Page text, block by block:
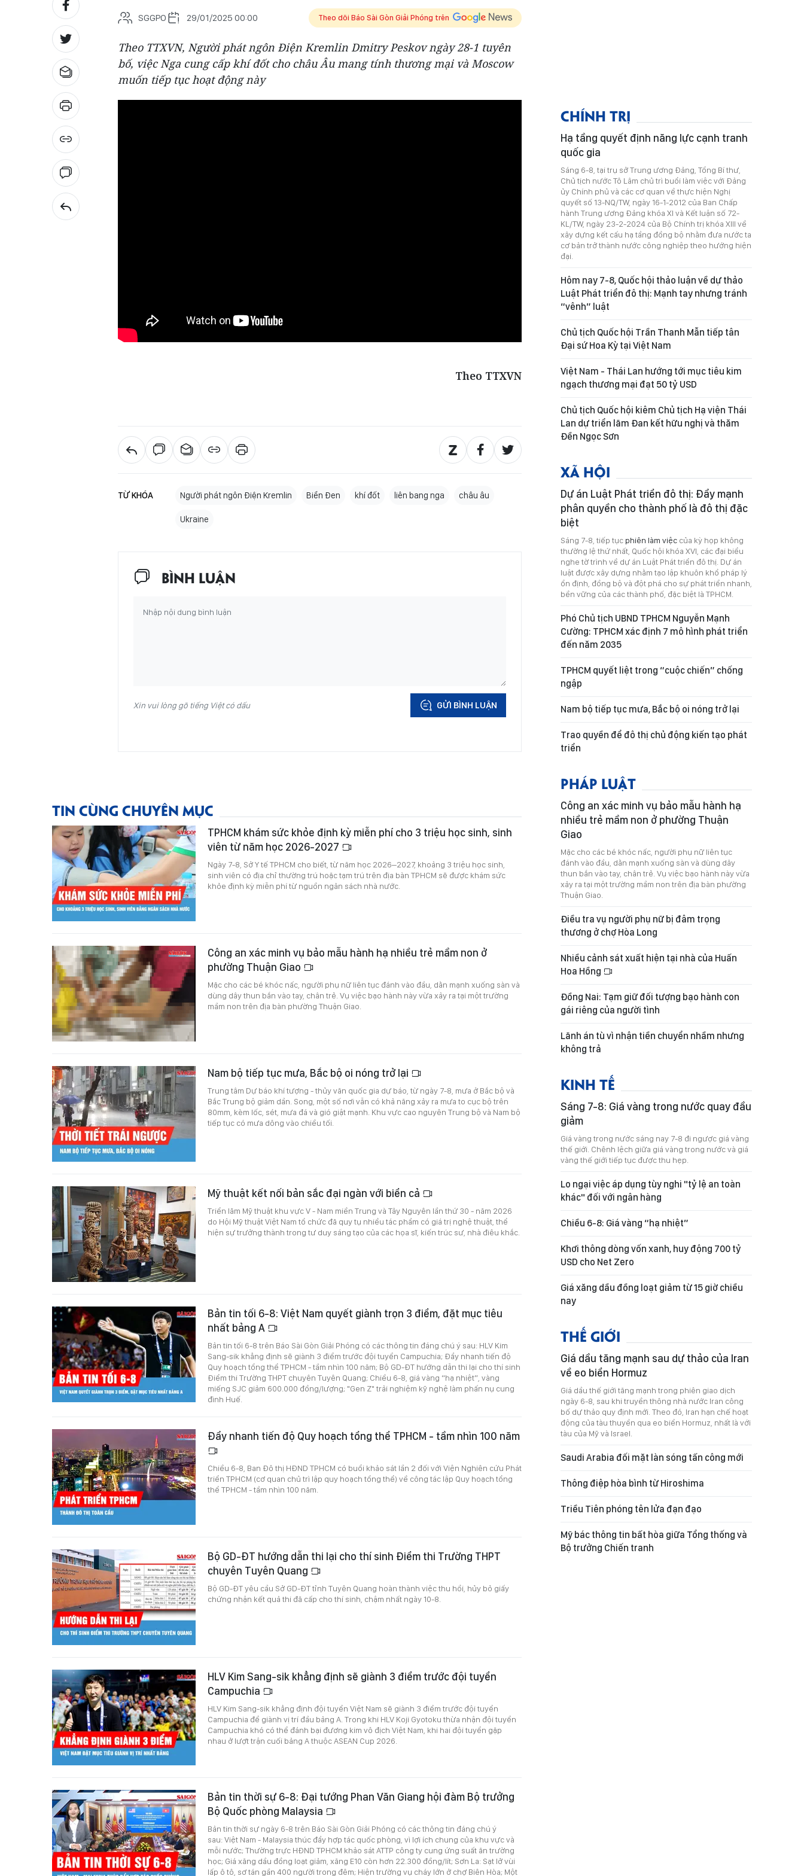
SGGPO 29/01/2025 00:00 Theo dõi Báo Sài Gòn Giải Phóng trên
Theo TTXVN, Người phát ngôn Điện Kremlin Dmitry Peskov ngày 28-1 tuyên
bố, việc Nga cung cấp khí đốt cho châu Âu mang tính thương mại và Moscow
muốn tiếp tục hoạt động này
Theo TTXVN
TỪ KHÓA Người phát ngôn Điện Kremlin Biển Đen khí đốt liên bang nga châu âu
Ukraine
BÌNH LUẬN
Xin vui lòng gõ tiếng Việt có dấu GỬI BÌNH LUẬN
TIN CÙNG CHUYÊN MỤC
TPHCM khám sức khỏe định kỳ miễn phí cho 3 triệu học sinh, sinh
viên từ năm học 2026-2027
Ngày 7-8, Sở Y tế TPHCM cho biết, từ năm học 2026–2027, khoảng 3 triệu học sinh,
sinh viên có địa chỉ thường trú hoặc tạm trú trên địa bàn TPHCM sẽ được khám sức
khỏe định kỳ miễn phí từ nguồn ngân sách nhà nước.
Công an xác minh vụ bảo mẫu hành hạ nhiều trẻ mầm non ở
phường Thuận Giao
Mặc cho các bé khóc nấc, người phụ nữ liên tục đánh vào đầu, dằn mạnh xuống sàn và
dùng dây thun bắn vào tay, chân trẻ. Vụ việc bạo hành này vừa xảy ra tại một trường
mầm non trên địa bàn phường Thuận Giao.
Nam bộ tiếp tục mưa, Bắc bộ oi nóng trở lại
Trung tâm Dự báo khí tượng - thủy văn quốc gia dự báo, từ ngày 7-8, mưa ở Bắc bộ và
Bắc Trung bộ giảm dần. Song, một số nơi vẫn có khả năng xảy ra mưa to cục bộ trên
80mm, kèm lốc, sét, mưa đá và gió giật mạnh. Khu vực cao nguyên Trung bộ và Nam bộ
tiếp tục có mưa dông vào chiều tối.
Mỹ thuật kết nối bản sắc đại ngàn với biển cả
Triển lãm Mỹ thuật khu vực V - Nam miền Trung và Tây Nguyên lần thứ 30 - năm 2026
do Hội Mỹ thuật Việt Nam tổ chức đã quy tụ nhiều tác phẩm có giá trị nghệ thuật, thể
hiện sự trưởng thành trong tư duy sáng tạo của các họa sĩ, kiến trúc sư, nhà điêu khắc.
Bản tin tối 6-8: Việt Nam quyết giành trọn 3 điểm, đặt mục tiêu
nhất bảng A
Bản tin tối 6-8 trên Báo Sài Gòn Giải Phóng có các thông tin đáng chú ý sau: HLV Kim
Sang-sik khẳng định sẽ giành 3 điểm trước đội tuyển Campuchia; Đẩy nhanh tiến độ
Quy hoạch tổng thể TPHCM - tầm nhìn 100 năm; Bộ GD-ĐT hướng dẫn thi lại cho thí sinh
Điểm thi Trường THPT chuyên Tuyên Quang; Chiều 6-8, giá vàng “hạ nhiệt”, vàng
miếng SJC giảm 600.000 đồng/lượng; "Gen Z" trải nghiệm kỹ nghệ làm phấn nụ cung
đình Huế.
Đẩy nhanh tiến độ Quy hoạch tổng thể TPHCM - tầm nhìn 100 năm
Chiều 6-8, Ban Đô thị HĐND TPHCM có buổi khảo sát lần 2 đối với Viện Nghiên cứu Phát
triển TPHCM (cơ quan chủ trì lập quy hoạch tổng thể) về công tác lập Quy hoạch tổng
thể TPHCM - tầm nhìn 100 năm.
Bộ GD-ĐT hướng dẫn thi lại cho thí sinh Điểm thi Trường THPT
chuyên Tuyên Quang
Bộ GD-ĐT yêu cầu Sở GD-ĐT tỉnh Tuyên Quang hoàn thành việc thu hồi, hủy bỏ giấy
chứng nhận kết quả thi đã cấp cho thí sinh, chậm nhất ngày 10-8.
HLV Kim Sang-sik khẳng định sẽ giành 3 điểm trước đội tuyển
Campuchia
HLV Kim Sang-sik khẳng định đội tuyển Việt Nam sẽ giành 3 điểm trước đội tuyển
Campuchia để giành vị trí đầu bảng A. Trong khi HLV Koji Gyotoku thừa nhận đội tuyển
Campuchia khó có thể đánh bại đương kim vô địch Việt Nam, khi hai đội tuyển gặp
nhau ở lượt trận cuối bảng A thuộc ASEAN Cup 2026.
Bản tin thời sự 6-8: Đại tướng Phan Văn Giang hội đàm Bộ trưởng
Bộ Quốc phòng Malaysia
Bản tin thời sự ngày 6-8 trên Báo Sài Gòn Giải Phóng có các thông tin đáng chú ý
sau: Việt Nam - Malaysia thúc đẩy hợp tác quốc phòng, vì lợi ích chung của khu vực và
mỗi nước; Thường trực HĐND TPHCM khảo sát ATTP công ty cung ứng suất ăn trường
học; Giá xăng dầu đồng loạt giảm, xăng E10 còn hơn 22.300 đồng/lít; Sơn La: Sạt lở vùi
lấp ô tô, sơ tán gần 400 người trong đêm; Hiện trường vụ cháy lớn ở chợ Biên Hòa; Một
CHÍNH TRỊ
Hạ tầng quyết định năng lực cạnh tranh
quốc gia
Sáng 6-8, tại trụ sở Trung ương Đảng, Tổng Bí thư,
Chủ tịch nước Tô Lâm chủ trì buổi làm việc với Đảng
ủy Chính phủ và các cơ quan về thực hiện Nghị
quyết số 13-NQ/TW, ngày 16-1-2012 của Ban Chấp
hành Trung ương Đảng khóa XI và Kết luận số 72-
KL/TW, ngày 23-2-2024 của Bộ Chính trị khóa XIII về
xây dựng kết cấu hạ tầng đồng bộ nhằm đưa nước ta
cơ bản trở thành nước công nghiệp theo hướng hiện
đại.
Hôm nay 7-8, Quốc hội thảo luận về dự thảo
Luật Phát triển đô thị: Mạnh tay nhưng tránh
“vênh” luật
Chủ tịch Quốc hội Trần Thanh Mẫn tiếp tân
Đại sứ Hoa Kỳ tại Việt Nam
Việt Nam - Thái Lan hướng tới mục tiêu kim
ngạch thương mại đạt 50 tỷ USD
Chủ tịch Quốc hội kiêm Chủ tịch Hạ viện Thái
Lan dự triển lãm Đan kết hữu nghị và thăm
Đền Ngọc Sơn
XÃ HỘI
Dự án Luật Phát triển đô thị: Đẩy mạnh
phân quyền cho thành phố là đô thị đặc
biệt
Sáng 7-8, tiếp tục phiên làm việc của kỳ họp không
thường lệ thứ nhất, Quốc hội khóa XVI, các đại biểu
nghe tờ trình về dự án Luật Phát triển đô thị. Dự án
luật được xây dựng nhằm tạo lập khuôn khổ pháp lý
ổn định, đồng bộ và đột phá cho sự phát triển nhanh,
bền vững của các thành phố, đặc biệt là TPHCM.
Phó Chủ tịch UBND TPHCM Nguyễn Mạnh
Cường: TPHCM xác định 7 mô hình phát triển
đến năm 2035
TPHCM quyết liệt trong “cuộc chiến” chống
ngập
Nam bộ tiếp tục mưa, Bắc bộ oi nóng trở lại
Trao quyền để đô thị chủ động kiến tạo phát
triển
PHÁP LUẬT
Công an xác minh vụ bảo mẫu hành hạ
nhiều trẻ mầm non ở phường Thuận
Giao
Mặc cho các bé khóc nấc, người phụ nữ liên tục
đánh vào đầu, dằn mạnh xuống sàn và dùng dây
thun bắn vào tay, chân trẻ. Vụ việc bạo hành này vừa
xảy ra tại một trường mầm non trên địa bàn phường
Thuận Giao.
Điều tra vụ người phụ nữ bị đâm trọng
thương ở chợ Hòa Long
Nhiều cảnh sát xuất hiện tại nhà của Huấn
Hoa Hồng
Đồng Nai: Tạm giữ đối tượng bạo hành con
gái riêng của người tình
Lãnh án tù vì nhận tiền chuyển nhầm nhưng
không trả
KINH TẾ
Sáng 7-8: Giá vàng trong nước quay đầu
giảm
Giá vàng trong nước sáng nay 7-8 đi ngược giá vàng
thế giới. Chênh lệch giữa giá vàng trong nước và giá
vàng thế giới tiếp tục được thu hẹp.
Lo ngại việc áp dụng tùy nghi "tỷ lệ an toàn
khác" đối với ngân hàng
Chiều 6-8: Giá vàng “hạ nhiệt”
Khơi thông dòng vốn xanh, huy động 700 tỷ
USD cho Net Zero
Giá xăng dầu đồng loạt giảm từ 15 giờ chiều
nay
THẾ GIỚI
Giá dầu tăng mạnh sau dự thảo của Iran
về eo biển Hormuz
Giá dầu thế giới tăng mạnh trong phiên giao dịch
ngày 6-8, sau khi truyền thông nhà nước Iran công
bố dự thảo quy định mới. Theo đó, Iran hạn chế hoạt
động của tàu thuyền qua eo biển Hormuz, nhất là với
tàu của Mỹ và Israel.
Saudi Arabia đối mặt làn sóng tấn công mới
Thông điệp hòa bình từ Hiroshima
Triều Tiên phóng tên lửa đạn đạo
Mỹ bác thông tin bất hòa giữa Tổng thống và
Bộ trưởng Chiến tranh